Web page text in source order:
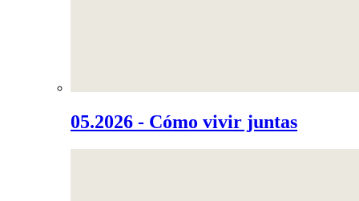
05.2026 - Cómo vivir juntas